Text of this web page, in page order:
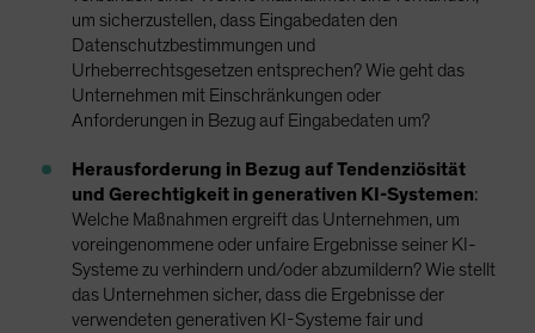
um sicherzustellen, dass Eingabedaten den
Datenschutzbestimmungen und
Urheberrechtsgesetzen entsprechen? Wie geht das
Unternehmen mit Einschränkungen oder
Anforderungen in Bezug auf Eingabedaten um?
Herausforderung in Bezug auf Tendenziösität
und Gerechtigkeit in generativen KI-Systemen:
Welche Maßnahmen ergreift das Unternehmen, um
voreingenommene oder unfaire Ergebnisse seiner KI-
Systeme zu verhindern und/oder abzumildern? Wie stellt
das Unternehmen sicher, dass die Ergebnisse der
verwendeten generativen KI-Systeme fair und